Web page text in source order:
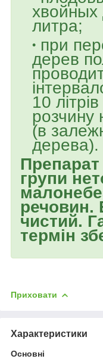
хвойных
литра;
при
дерев
10
розчину
(в
дерева).
групи
речовин.
чистий.
термін
Приховати
Характеристики
Основні